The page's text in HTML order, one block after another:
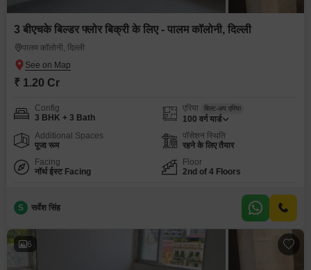
3 बीएचके बिल्डर फ्लोर बिक्री के लिए - पालम कॉलोनी, दिल्ली
पालम कॉलोनी, दिल्ली
₹ 1.20 Cr
Config
3 BHK + 3 Bath
एरिया बिल्ट-अप एरिया
100 वर्ग यार्ड
Additional Spaces
पूजा रूम
पॉसेशन स्थिति
रहने के लिए तैयार
Facing
नॉर्थ ईस्ट Facing
Floor
2nd of 4 Floors
S सर्वेश सिंह
6